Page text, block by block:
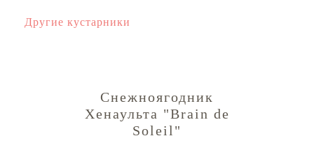
Другие кустарники
Снежноягодник
Хенаульта "Brain de
Soleil"